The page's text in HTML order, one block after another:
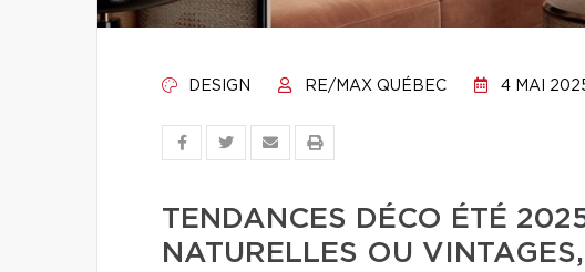
DESIGN RE/MAX QUÉBEC 4 MAI
TENDANCES DÉCO ÉTÉ
NATURELLES OU